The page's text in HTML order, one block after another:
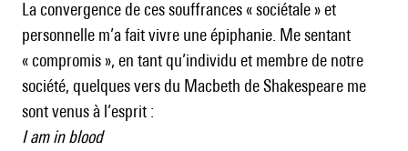
La convergence de ces souffrances « sociétale » et
personnelle m’a fait vivre une épiphanie. Me sentant
« compromis », en tant qu’individu et membre de notre
société, quelques vers du Macbeth de Shakespeare me
sont venus à l’esprit :
I am in blood